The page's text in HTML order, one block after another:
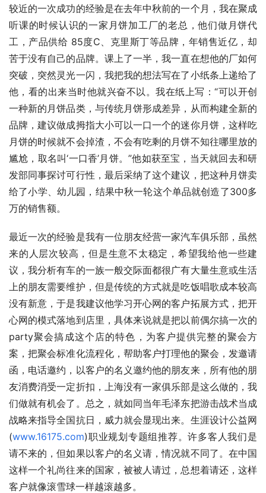
较近的一次成功的经验是在去年中秋前的一个月，我在聚成
听课的时候认识的一家月饼加工厂的老总，他们做月饼代
工，产品供给 85度C、克里斯丁等品牌，年销售近亿，却
苦于没有自己的品牌。课上了一半，我一直在想他的厂如何
突破，突然灵光一闪，我把我的想法写在了小纸条上递给了
他，看的出来当时他就兴奋不以。我在纸上写：“可以开创
一种新的月饼品类，与传统月饼形成差异，从而构建全新的
品牌，建议做成拇指大小可以一口一个的迷你月饼，这样吃
月饼的时候就不会掉渣，不会有吃剩的月饼不知往哪里放的
尴尬，取名叫‘一口香’月饼。”他如获至宝，当天就回去和研
发部同事探讨可行性，最后采纳了这个建议，把这种月饼卖
给了小学、幼儿园，结果中秋一轮这个单品就创造了300多
万的销售额。
最近一次的经验是我有一位朋友经营一家汽车俱乐部，虽然
来的人层次较高，但是生意不太稳定，希望我给他一些建
议，我分析有车的一族一般交际面都很广有大量生意或生活
上的朋友需要维护，但是传统的方式就是吃饭唱歌成本较高
没有新意，于是我建议他学习开心网的客户拓展方式，把开
心网的模式落地到店里，具体来说就是把以前偶尔搞一次的
party聚会搞成这个店的特色，为客户提供完整的聚会方
案，把聚会标准化流程化，帮助客户打理他的聚会，发邀请
函，电话邀约，以客户的名义邀约他的朋友来，所有他的朋
友消费消受一定折扣，上海没有一家俱乐部是这么做的，我
们做就有机会了。总之，就如同当年毛泽东把游击战术当成
战略来指导全国抗日，威力就会显现出来。生涯设计公益网
(www.16175.com)职业规划专题组推荐。许多客人我们是
请不来的，但如果以客户的名义请，情况就不同了。在中国
这样一个礼尚往来的国家，被被人请过，总想着请还，这样
客户就像滚雪球一样越滚越多。